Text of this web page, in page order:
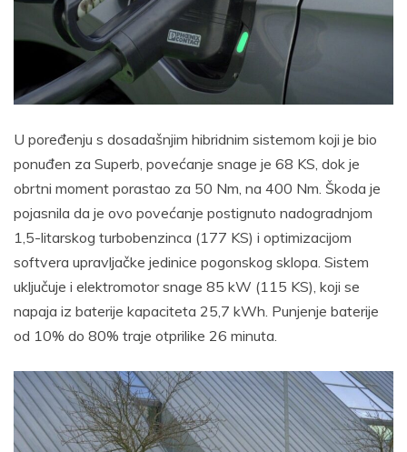
U poređenju s dosadašnjim hibridnim sistemom koji je bio
ponuđen za Superb, povećanje snage je 68 KS, dok je
obrtni moment porastao za 50 Nm, na 400 Nm. Škoda je
pojasnila da je ovo povećanje postignuto nadogradnjom
1,5-litarskog turbobenzinca (177 KS) i optimizacijom
softvera upravljačke jedinice pogonskog sklopa. Sistem
uključuje i elektromotor snage 85 kW (115 KS), koji se
napaja iz baterije kapaciteta 25,7 kWh. Punjenje baterije
od 10% do 80% traje otprilike 26 minuta.